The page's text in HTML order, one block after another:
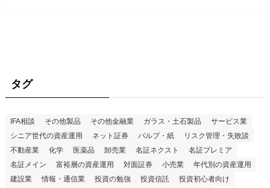
タグ
IFA相談 その他製品 その他金融業 ガラス・土石製品
サービス業
シニア世代の資産運用
ネット証券 パルプ・紙
リスク管理・失敗談
不動産業
化学 医薬品 卸売業 名証ネクスト
名証プレミア
名証メイン
富裕層の資産運用 対面証券 小売業
年代別の資産運用
建設業
情報・通信業 投資の勉強 投資信託
投資初心者向け